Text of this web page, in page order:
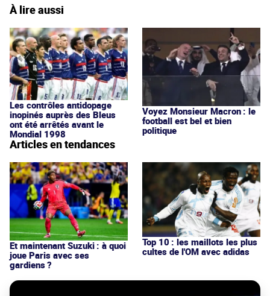
À lire aussi
Les contrôles antidopage
inopinés auprès des Bleus
ont été arrêtés avant le
Mondial 1998
Voyez Monsieur Macron : le
football est bel et bien
politique
Articles en tendances
Et maintenant Suzuki : à quoi
joue Paris avec ses
gardiens ?
Top 10 : les maillots les plus
cultes de l'OM avec adidas